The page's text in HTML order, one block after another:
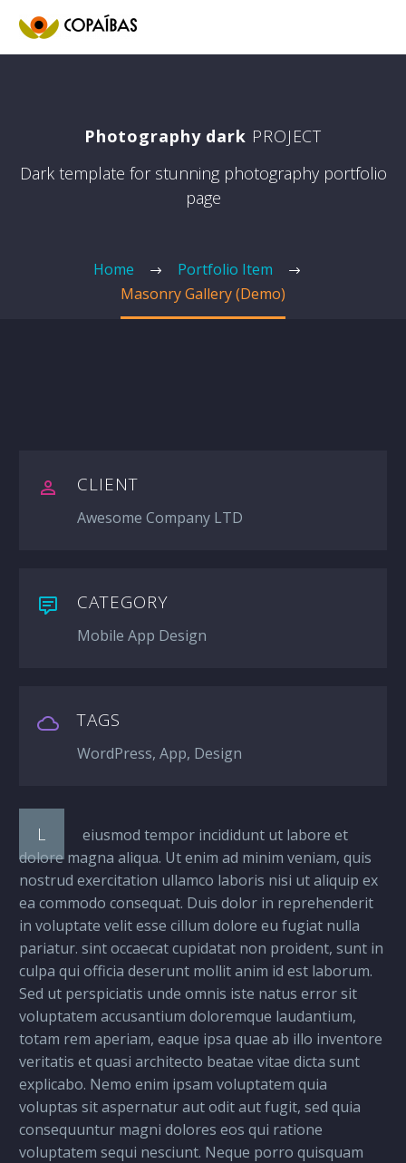
Photography dark PROJECT
Dark template for stunning photography portfolio
page
Home
Portfolio Item
Masonry Gallery (Demo)
CLIENT
Awesome Company LTD
CATEGORY
Mobile App Design
TAGS
WordPress, App, Design
L
eiusmod tempor incididunt ut labore et
dolore magna aliqua. Ut enim ad minim veniam, quis
nostrud exercitation ullamco laboris nisi ut aliquip ex
ea commodo consequat. Duis dolor in reprehenderit
in voluptate velit esse cillum dolore eu fugiat nulla
pariatur. sint occaecat cupidatat non proident, sunt in
culpa qui officia deserunt mollit anim id est laborum.
Sed ut perspiciatis unde omnis iste natus error sit
voluptatem accusantium doloremque laudantium,
totam rem aperiam, eaque ipsa quae ab illo inventore
veritatis et quasi architecto beatae vitae dicta sunt
explicabo. Nemo enim ipsam voluptatem quia
voluptas sit aspernatur aut odit aut fugit, sed quia
consequuntur magni dolores eos qui ratione
voluptatem sequi nesciunt. Neque porro quisquam